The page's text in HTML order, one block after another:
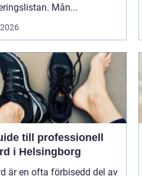
Mån...
till professionell
i Helsingborg
är en ofta förbisedd del av